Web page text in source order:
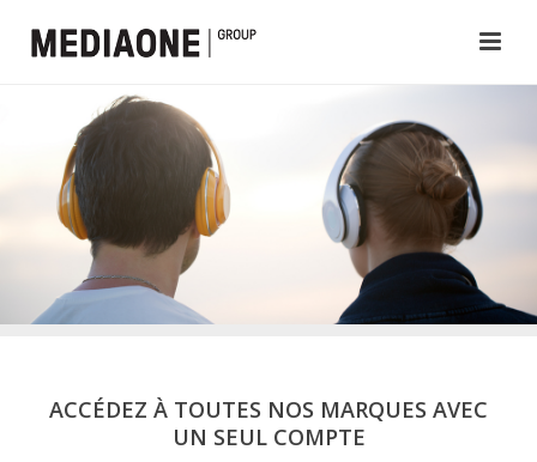
ACCÉDEZ À TOUTES NOS MARQUES AVEC
UN SEUL COMPTE